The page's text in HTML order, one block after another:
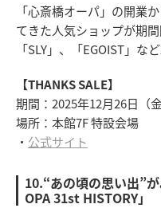
「心斎橋オーパ」の開業
てきた人気ショップが期間
「SLY」、「EGOIST」な
【THANKS SALE】
期間：2025年12月26日（
場所：本館7F 特設会場
・ 公式サイト
10.“あの頃の思い出”
OPA 31st HISTORY」